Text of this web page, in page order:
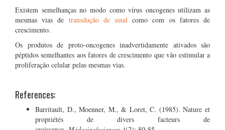
Existem semelhanças no modo como vírus oncogenes utilizam as
mesmas vias de transdução de sinal como com os fatores de
crescimento.
Os produtos de proto-oncogenes inadvertidamente ativados são
péptidos semelhantes aos fatores de crescimento que vão estimular a
proliferação celular pelas mesmas vias.
References:
Barritault, D., Moenner, M., & Loret, C. (1985). Nature et
propriétés de divers facteurs de